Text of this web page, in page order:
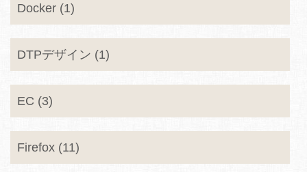
Docker (1)
DTPデザイン (1)
EC (3)
Firefox (11)